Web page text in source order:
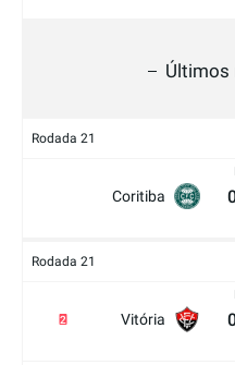
Últimos
Rodada 21
Coritiba
Rodada 21
Vitória
2